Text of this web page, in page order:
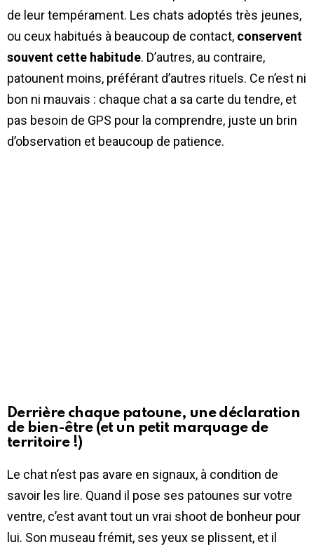
de leur tempérament. Les chats adoptés très jeunes,
ou ceux habitués à beaucoup de contact, conservent
souvent cette habitude. D’autres, au contraire,
patounent moins, préférant d’autres rituels. Ce n’est ni
bon ni mauvais : chaque chat a sa carte du tendre, et
pas besoin de GPS pour la comprendre, juste un brin
d’observation et beaucoup de patience.
Derrière chaque patoune, une déclaration
de bien-être (et un petit marquage de
territoire !)
Le chat n’est pas avare en signaux, à condition de
savoir les lire. Quand il pose ses patounes sur votre
ventre, c’est avant tout un vrai shoot de bonheur pour
lui. Son museau frémit, ses yeux se plissent, et il